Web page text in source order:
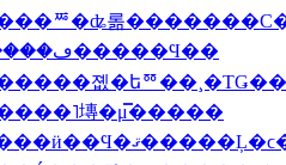
���ꥸ�ʥ롦
��2003 10/27(��) �ۡ���ڡ�����Ϥ��
�����졦
����˥塼�μ̿�����